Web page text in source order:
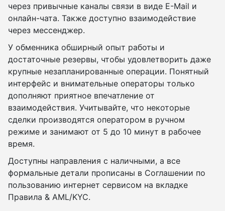
через привычные каналы связи в виде E-Mail и
онлайн-чата. Также доступно взаимодействие
через мессенджер.
У обменника обширный опыт работы и
достаточные резервы, чтобы удовлетворить даже
крупные незапланированные операции. Понятный
интерфейс и внимательные операторы только
дополняют приятное впечатление от
взаимодействия. Учитывайте, что некоторые
сделки производятся оператором в ручном
режиме и занимают от 5 до 10 минут в рабочее
время.
Доступны направления с наличными, а все
формальные детали прописаны в Соглашении по
пользованию интернет сервисом на вкладке
Правила & AML/KYC.